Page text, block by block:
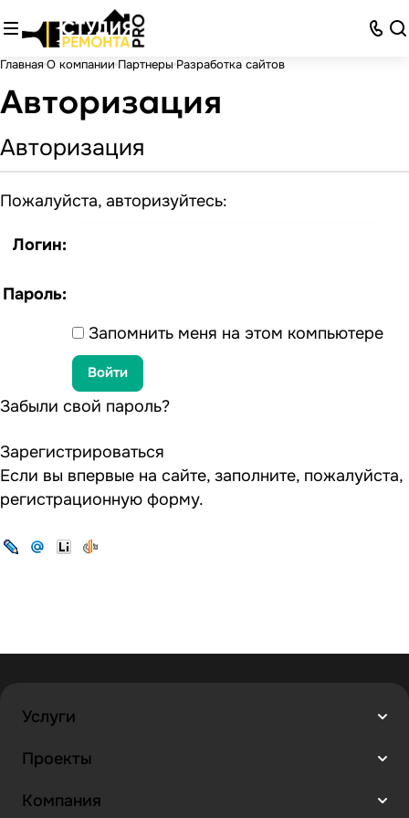
Главная О компании Партнеры Разработка сайтов
Авторизация
Авторизация
Пожалуйста, авторизуйтесь:
Логин:
Пароль:
Запомнить меня на этом компьютере
Забыли свой пароль?
Зарегистрироваться
Если вы впервые на сайте, заполните, пожалуйста,
регистрационную форму.
Услуги
Проекты
Компания